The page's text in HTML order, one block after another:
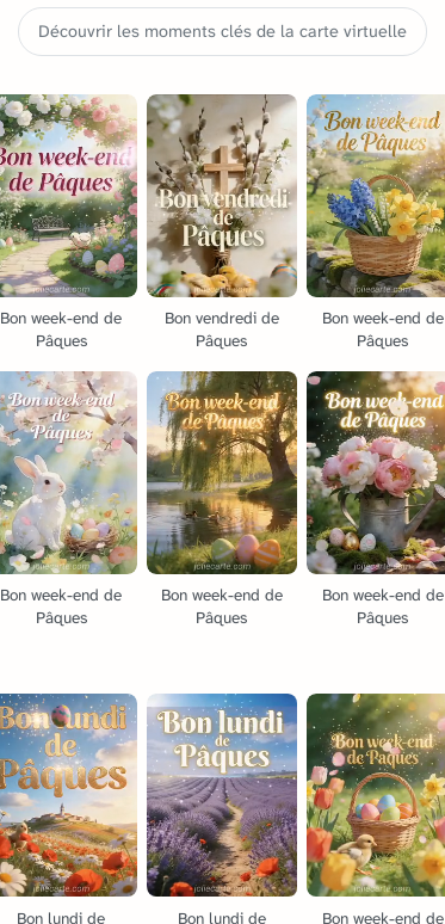
Découvrir les moments clés de la carte virtuelle
Bon week-end de
Pâques
Bon vendredi de
Pâques
Bon week-end de
Pâques
Bon week-end de
Pâques
Bon week-end de
Pâques
Bon week-end de
Pâques
Bon lundi de
Bon lundi de
Bon week-end de